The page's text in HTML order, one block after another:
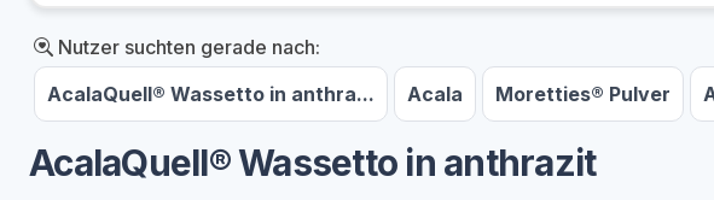
Nutzer suchten gerade nach:
AcalaQuell® Wassetto in anthra...
Acala Moretties® Pulver
AcalaQuell® Wassetto in anthrazit